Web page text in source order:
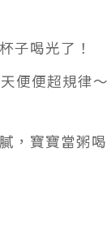
子喝光了！
便便超規律
，寶寶當粥